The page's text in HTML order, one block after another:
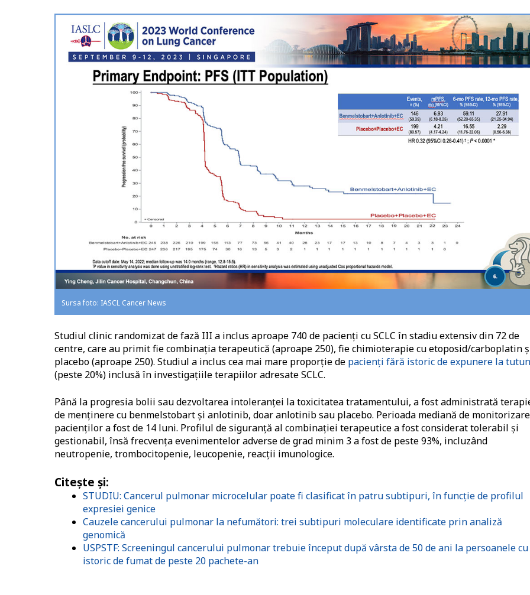
Sursa foto: IASCL Cancer News
Studiul clinic randomizat de fază III a inclus aproape 740 de pacienţi cu SCLC în stadiu extensiv din 72 de
centre, care au primit fie combinaţia terapeutică (aproape 250), fie chimioterapie cu etoposid/carboplatin
placebo (aproape 250). Studiul a inclus cea mai mare proporţie de pacienţi fără istoric de expunere la tutun
(peste 20%) inclusă în investigaţiile terapiilor adresate SCLC.
Până la progresia bolii sau dezvoltarea intoleranţei la toxicitatea tratamentului, a fost administrată
de menţinere cu benmelstobart şi anlotinib, doar anlotinib sau placebo. Perioada mediană de
pacienţilor a fost de 14 luni. Profilul de siguranţă al combinaţiei terapeutice a fost considerat tolerabil şi
gestionabil, însă frecvenţa evenimentelor adverse de grad minim 3 a fost de peste 93%, incluzând
neutropenie, trombocitopenie, leucopenie, reacţii imunologice.
Citeşte şi:
STUDIU: Cancerul pulmonar microcelular poate fi clasificat în patru subtipuri, în funcție de profilul
expresiei genice
Cauzele cancerului pulmonar la nefumători: trei subtipuri moleculare identificate prin analiză
genomică
USPSTF: Screeningul cancerului pulmonar trebuie început după vârsta de 50 de ani la persoanele cu
istoric de fumat de peste 20 pachete-an